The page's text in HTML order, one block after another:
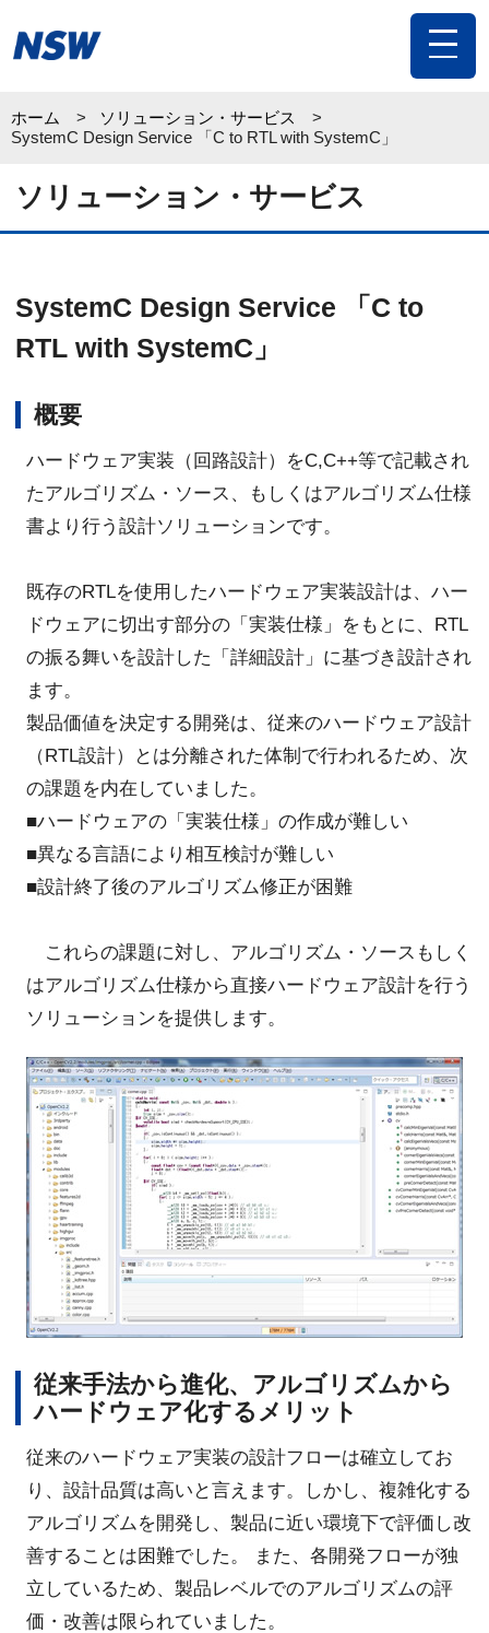
toggle
ホーム
ソリューション・サービス
SystemC Design Service 「C to RTL with SystemC」
ソリューション・サービス
SystemC Design Service 「C to
RTL with SystemC」
概要
ハードウェア実装（回路設計）をC,C++等で記載され
たアルゴリズム・ソース、もしくはアルゴリズム仕様
書より行う設計ソリューションです。
既存のRTLを使用したハードウェア実装設計は、ハー
ドウェアに切出す部分の「実装仕様」をもとに、RTL
の振る舞いを設計した「詳細設計」に基づき設計され
ます。
製品価値を決定する開発は、従来のハードウェア設計
（RTL設計）とは分離された体制で行われるため、次
の課題を内在していました。
■ハードウェアの「実装仕様」の作成が難しい
■異なる言語により相互検討が難しい
■設計終了後のアルゴリズム修正が困難
これらの課題に対し、アルゴリズム・ソースもしく
はアルゴリズム仕様から直接ハードウェア設計を行う
ソリューションを提供します。
従来手法から進化、アルゴリズムから
ハードウェア化するメリット
従来のハードウェア実装の設計フローは確立してお
り、設計品質は高いと言えます。しかし、複雑化する
アルゴリズムを開発し、製品に近い環境下で評価し改
善することは困難でした。 また、各開発フローが独
立しているため、製品レベルでのアルゴリズムの評
価・改善は限られていました。